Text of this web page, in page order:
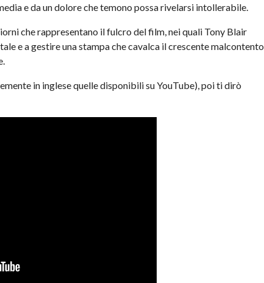
e da un dolore che temono possa rivelarsi intollerabile.
che rappresentano il fulcro del film, nei quali Tony Blair
e a gestire una stampa che cavalca il crescente malcontento
in inglese quelle disponibili su YouTube), poi ti dirò